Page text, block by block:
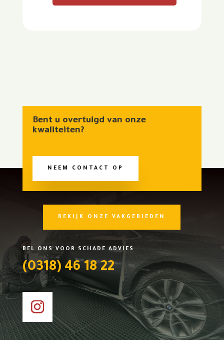
Bent u overtuigd van onze
kwaliteiten?
NEEM CONTACT OP
BEKIJK ONZE VAKGEBIEDEN
BEL ONS VOOR SCHADE ADVIES
(0318) 46 18 22